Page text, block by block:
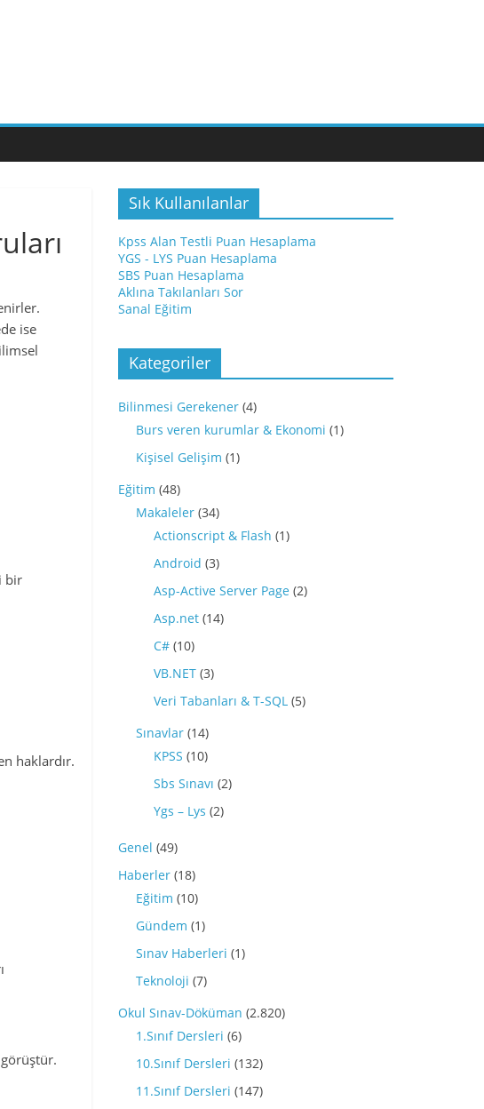
ise
bir
haklardır.
Sık Kullanılanlar
Kpss Alan Testli Puan Hesaplama
YGS - LYS Puan Hesaplama
SBS Puan Hesaplama
Aklına Takılanları Sor
Sanal Eğitim
Kategoriler
Bilinmesi Gerekener (4)
Burs veren kurumlar & Ekonomi (1)
Kişisel Gelişim (1)
Eğitim (48)
Makaleler (34)
Actionscript & Flash (1)
Android (3)
Asp-Active Server Page (2)
Asp.net (14)
C# (10)
VB.NET (3)
Veri Tabanları & T-SQL (5)
Sınavlar (14)
KPSS (10)
Sbs Sınavı (2)
Ygs – Lys (2)
Genel (49)
Haberler (18)
Eğitim (10)
Gündem (1)
Sınav Haberleri (1)
Teknoloji (7)
Okul Sınav-Döküman (2.820)
1.Sınıf Dersleri (6)
10.Sınıf Dersleri (132)
11.Sınıf Dersleri (147)